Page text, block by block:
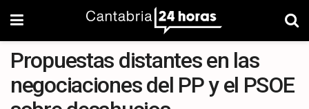
Propuestas distantes en las
negociaciones del PP y el PSOE